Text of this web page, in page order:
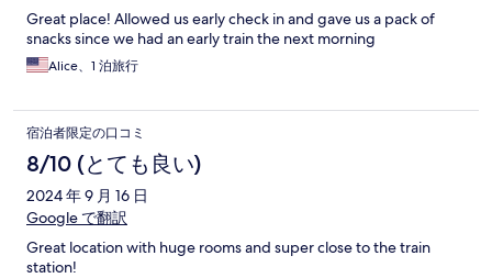
Great place! Allowed us early check in and gave us a pack of
snacks since we had an early train the next morning
Alice、1 泊旅行
宿泊者限定の口コミ
8/10 (とても良い)
2024 年 9 月 16 日
Google で翻訳
Great location with huge rooms and super close to the train
station!